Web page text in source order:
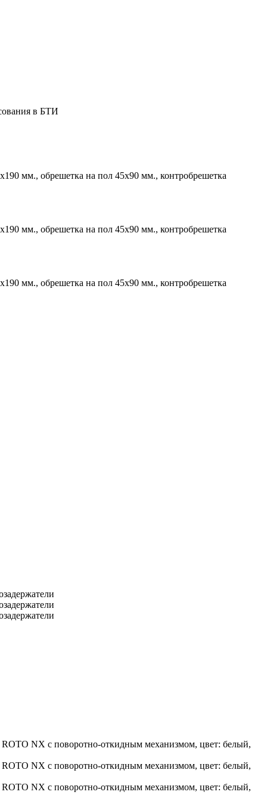
в БТИ
мм., обрешетка на пол 45х90 мм., контробрешетка
мм., обрешетка на пол 45х90 мм., контробрешетка
мм., обрешетка на пол 45х90 мм., контробрешетка
NX с поворотно-откидным механизмом, цвет: белый,
NX с поворотно-откидным механизмом, цвет: белый,
NX с поворотно-откидным механизмом, цвет: белый,